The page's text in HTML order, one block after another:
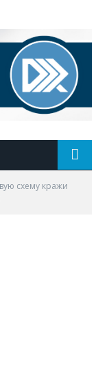
схему кражи